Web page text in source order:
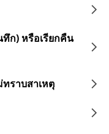
ก) หรือเรียกคืน
ราบสาเหตุ